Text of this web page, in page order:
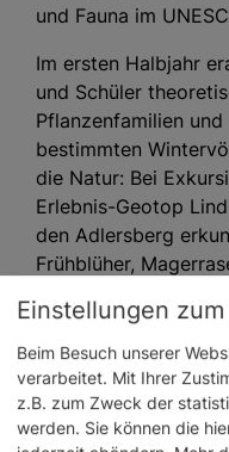
und Fauna im
Im ersten Halbjahr
und Schüler
Pflanzenfamilien
bestimmten
die Natur: Bei
Erlebnis-Geotop
den Adlersberg
Frühblüher,
Geoparkführer Kurt
Zum Abschluss
Präsentation für den
vor. Eine letzte
Einstellungen
Beim Besuch unserer
verarbeitet. Mit Ihrer
z.B. zum Zweck der
werden. Sie können die